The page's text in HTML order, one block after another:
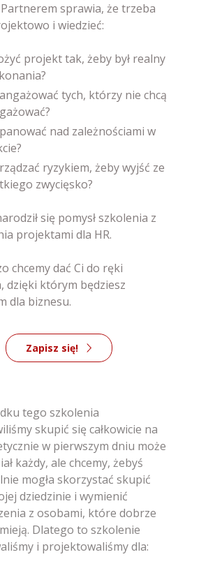
sprawia, że trzeba
i wiedzieć:
projekt tak, żeby był realny
tych, którzy nie chcą
nad zależnościami w
ryzykiem, żeby wyjść ze
zwycięsko?
się pomysł szkolenia z
projektami dla HR.
chcemy dać Ci do ręki
dzięki którym będziesz
dla biznesu.
Zapisz się!
tego szkolenia
skupić się całkowicie na
w pierwszym dniu może
każdy, ale chcemy, żebyś
mogła skorzystać skupić
dziedzinie i wymienić
z osobami, które dobrze
Dlatego to szkolenie
i projektowaliśmy dla: